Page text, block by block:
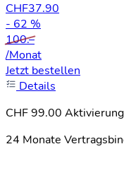
CHF37.90
- 62 %
100.–
/Monat
Jetzt bestellen
Details
CHF 99.00
24 Monate